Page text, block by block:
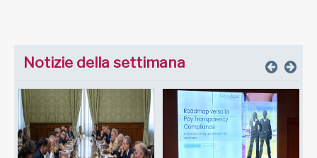
Notizie della settimana